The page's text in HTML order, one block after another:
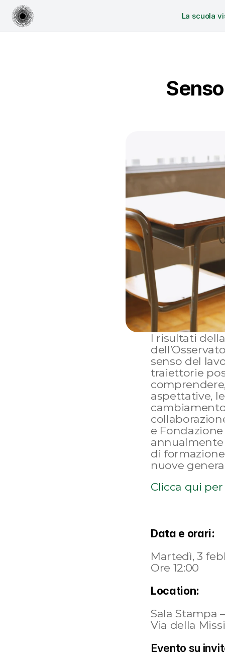
La scuola
I risultati
senso del
traiettorie
aspettative,
e
annualmente
di
nuove
Clicca qui
Data e orari:
Martedì, 3
Ore 12:00
Location:
Sala Stampa
Via della
Evento su